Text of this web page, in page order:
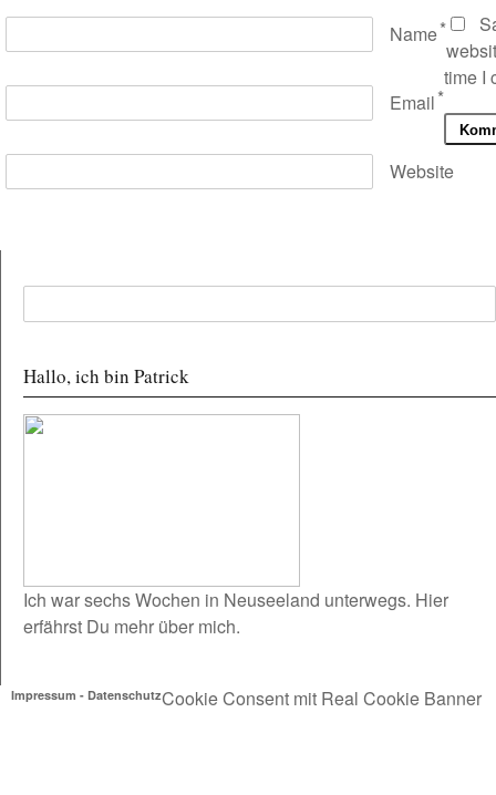
Name*
Email*
Website
time I
Hallo, ich bin Patrick
Ich war sechs Wochen in Neuseeland unterwegs. Hier
erfährst Du mehr über mich.
Impressum - DatenschutzCookie Consent mit Real Cookie Banner